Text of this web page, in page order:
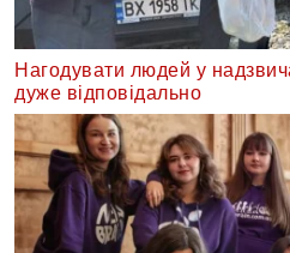
Нагодувати людей у
дуже відповідально